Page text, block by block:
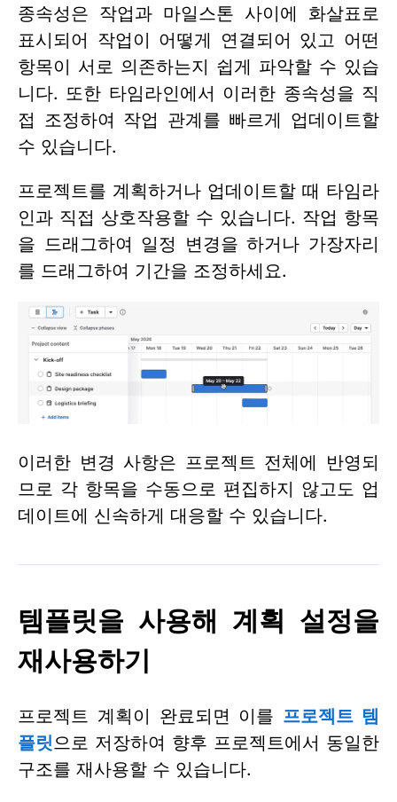
종속성은 작업과 마일스톤 사이에 화살표로
표시되어 작업이 어떻게 연결되어 있고 어떤
항목이 서로 의존하는지 쉽게 파악할 수 있습
니다. 또한 타임라인에서 이러한 종속성을 직
접 조정하여 작업 관계를 빠르게 업데이트할
수 있습니다.
프로젝트를 계획하거나 업데이트할 때 타임라
인과 직접 상호작용할 수 있습니다. 작업 항목
을 드래그하여 일정 변경을 하거나 가장자리
를 드래그하여 기간을 조정하세요.
이러한 변경 사항은 프로젝트 전체에 반영되
므로 각 항목을 수동으로 편집하지 않고도 업
데이트에 신속하게 대응할 수 있습니다.
템플릿을 사용해 계획 설정을
재사용하기
프로젝트 계획이 완료되면 이를 프로젝트 템
플릿으로 저장하여 향후 프로젝트에서 동일한
구조를 재사용할 수 있습니다.